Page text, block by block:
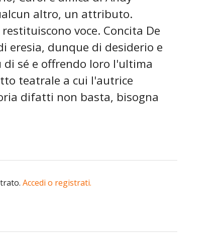
altro, un attributo.
voce. Concita De
eresia, dunque di desiderio e
sé e offrendo loro l'ultima
teatrale a cui l'autrice
difatti non basta, bisogna
Accedi o registrati.